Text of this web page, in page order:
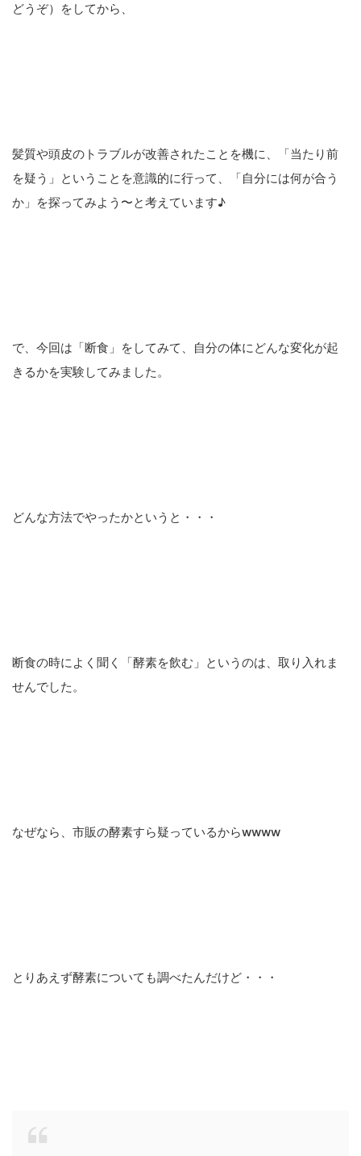
どうぞ）をしてから、
髪質や頭皮のトラブルが改善されたことを機に、「当たり前
を疑う」ということを意識的に行って、「自分には何が合う
か」を探ってみよう〜と考えています♪
で、今回は「断食」をしてみて、自分の体にどんな変化が起
きるかを実験してみました。
どんな方法でやったかというと・・・
断食の時によく聞く「酵素を飲む」というのは、取り入れま
せんでした。
なぜなら、市販の酵素すら疑っているからwwww
とりあえず酵素についても調べたんだけど・・・